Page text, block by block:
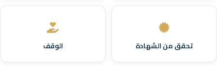
تحقق من الشهادة الوقف